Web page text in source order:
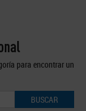
para encontrar un
BUSCAR